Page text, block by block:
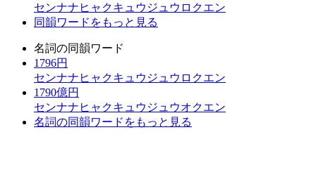
センナナヒャクキュウジュウロクエン
同韻ワードをもっと見る
名詞の同韻ワード
1796円
センナナヒャクキュウジュウロクエン
1790億円
センナナヒャクキュウジュウオクエン
名詞の同韻ワードをもっと見る